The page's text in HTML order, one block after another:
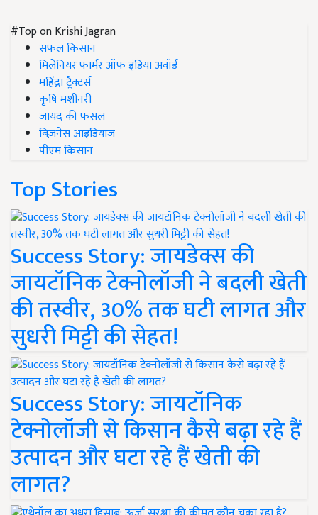
#Top on Krishi Jagran
सफल किसान
मिलेनियर फार्मर ऑफ इंडिया अवॉर्ड
महिंद्रा ट्रैक्टर्स
कृषि मशीनरी
जायद की फसल
बिज़नेस आइडियाज
पीएम किसान
Top Stories
Success Story: जायडेक्स की
जायटॉनिक टेक्नोलॉजी ने बदली खेती
की तस्वीर, 30% तक घटी लागत और
सुधरी मिट्टी की सेहत!
Success Story: जायटॉनिक
टेक्नोलॉजी से किसान कैसे बढ़ा रहे हैं
उत्पादन और घटा रहे हैं खेती की
लागत?